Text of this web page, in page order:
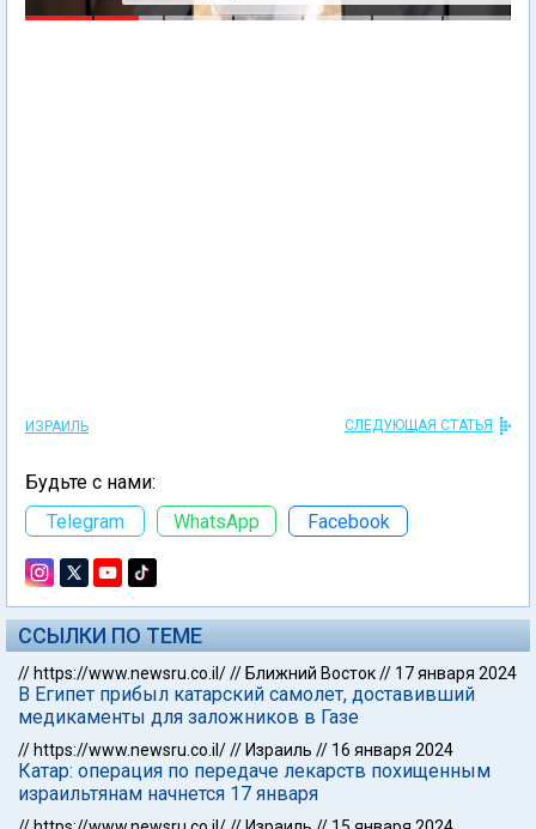
ИЗРАИЛЬ СЛЕДУЮЩАЯ СТАТЬЯ
Будьте с нами:
Telegram
WhatsApp Facebook
ССЫЛКИ ПО ТЕМЕ
// https://www.newsru.co.il/// Ближний Восток// 17 января 2024
В Египет прибыл катарский самолет, доставивший
медикаменты для заложников в Газе
// https://www.newsru.co.il/// Израиль // 16 января 2024
Катар: операция по передаче лекарств похищенным
израильтянам начнется 17 января